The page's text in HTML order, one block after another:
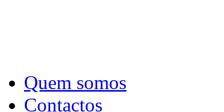
Quem somos
Contactos